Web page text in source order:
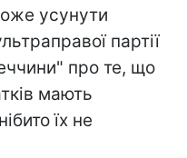
усунути
партії
про те, що
мають
їх не